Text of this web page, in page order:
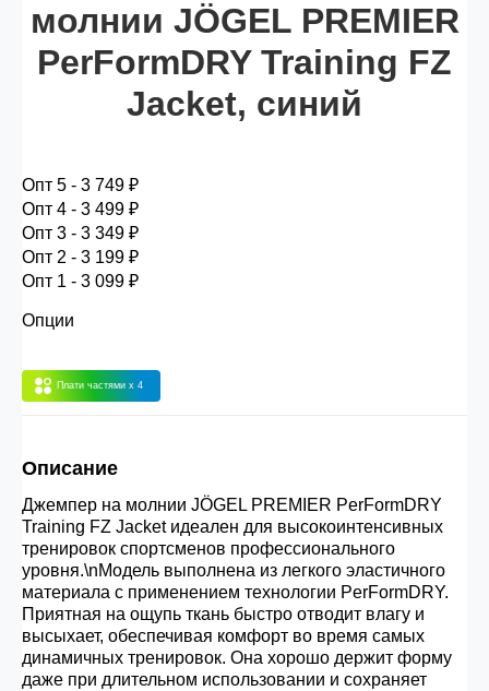
Опт 5 (25%) -сумма всех заказов за 6 месяцев -
25.000 рублей.
(30%) -сумма всех заказов за 6 месяцев -
Опт 3(33%)
Опт 2
молнии JÖGEL PREMIER
PerFormDRY Training FZ
Jacket, синий
Опт 5 - 3 749 ₽
Опт 4 - 3 499 ₽
Опт 3 - 3 349 ₽
Опт 2 - 3 199 ₽
Опт 1 - 3 099 ₽
Опции
Плати частями x 4
Описание
Джемпер на молнии JÖGEL PREMIER PerFormDRY
Training FZ Jacket идеален для высокоинтенсивных
тренировок спортсменов профессионального
уровня.\nМодель выполнена из легкого эластичного
материала с применением технологии PerFormDRY.
Приятная на ощупь ткань быстро отводит влагу и
высыхает, обеспечивая комфорт во время самых
динамичных тренировок. Она хорошо держит форму
даже при длительном использовании и сохраняет